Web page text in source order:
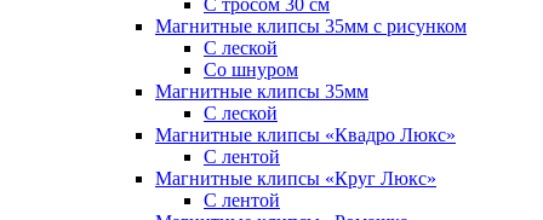
Магнитные клипсы 35мм с рисунком
С леской
Со шнуром
Магнитные клипсы 35мм
С леской
Магнитные клипсы «Квадро Люкс»
С лентой
Магнитные клипсы «Круг Люкс»
С лентой